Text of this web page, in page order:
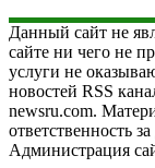
Данный сайт не
сайте ни чего не
услуги не
новостей RSS
newsru.com.
ответственность
Администрация